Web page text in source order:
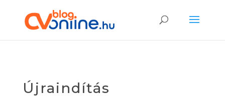
Újraindítás